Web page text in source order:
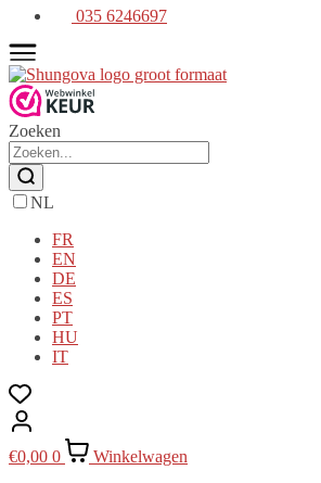
035 6246697
Zoeken
NL
FR
EN
DE
ES
PT
HU
IT
€0,00 0
Winkelwagen